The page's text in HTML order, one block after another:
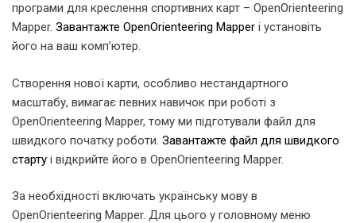
програми для креслення спортивних карт – OpenOrienteering
Mapper. Завантажте OpenOrienteering Mapper і установіть
його на ваш комп’ютер.
Створення нової карти, особливо нестандартного
масштабу, вимагає певних навичок при роботі з
OpenOrienteering Mapper, тому ми підготували файл для
швидкого початку роботи. Завантажте файл для швидкого
старту і відкрийте його в OpenOrienteering Mapper.
За необхідності включать українську мову в
OpenOrienteering Mapper. Для цього у головному меню